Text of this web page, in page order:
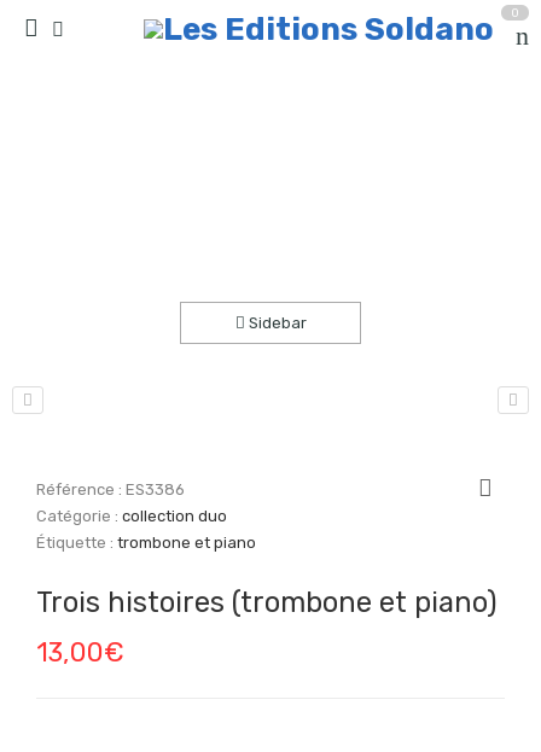
0
Sidebar
Référence :ES3386
Catégorie :collection duo
Étiquette :trombone et piano
Trois histoires (trombone et piano)
13,00€